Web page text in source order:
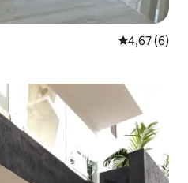
4,67 de uma
4,67 (6)